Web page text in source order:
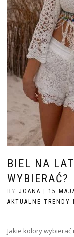
BIEL NA
WYBIERAĆ?
BY JOANA | 15
AKTUALNE TRENDY
Jakie kolory wybierać